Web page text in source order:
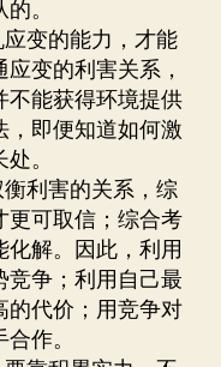
。
变的能力，才能
变的利害关系，
不能获得环境提供
，即便知道如何激
。
利害的关系，综
更可取信；综合考
解。因此，利用
竞争；利用自己最
的代价；用竞争对
作。